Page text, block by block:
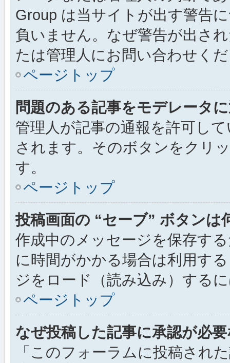
Group は当サイトが出す警告
負いません。なぜ警告が出さ
たは管理人にお問い合わせく
ページトップ
問題のある記事をモデレータ
管理人が記事の通報を許可し
されます。そのボタンをクリ
す。
ページトップ
投稿画面の “セーブ” ボタンは
作成中のメッセージを保存す
に時間がかかる場合は利用す
ジをロード（読み込み）する
ページトップ
なぜ投稿した記事に承認が必
「このフォーラムに投稿され